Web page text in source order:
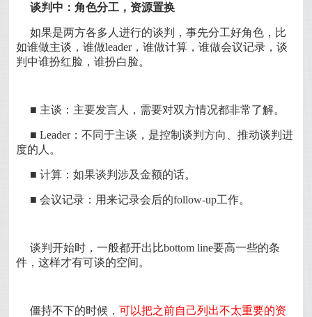
谈判中：角色分工，资源置换
如果是两方各多人进行的谈判，事先分工好角色，比
如谁做主谈，谁做leader，谁做计算，谁做会议记录，谈
判中谁扮红脸，谁扮白脸。
■ 主谈：主要发言人，需要对双方情况都非常了解。
■ Leader：不同于主谈，是控制谈判方向、推动谈判进
度的人。
■ 计算：如果谈判涉及金额的话。
■ 会议记录：用来记录会后的follow-up工作。
谈判开始时，一般都开出比bottom line要高一些的条
件，这样才有可谈的空间。
僵持不下的时候，可以把之前自己列出不太重要的资